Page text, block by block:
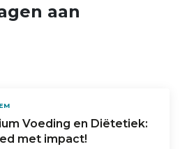
aan
Voeding en Diëtetiek:
met impact!